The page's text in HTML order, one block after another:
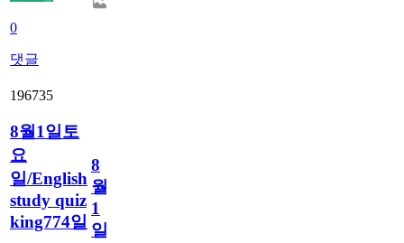
0
댓글
196735
8월1일토
요
일/English
study quiz
king774일
8
월
1
일